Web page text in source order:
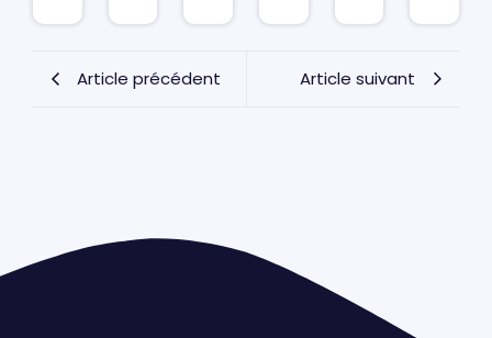
Article précédent Article suivant